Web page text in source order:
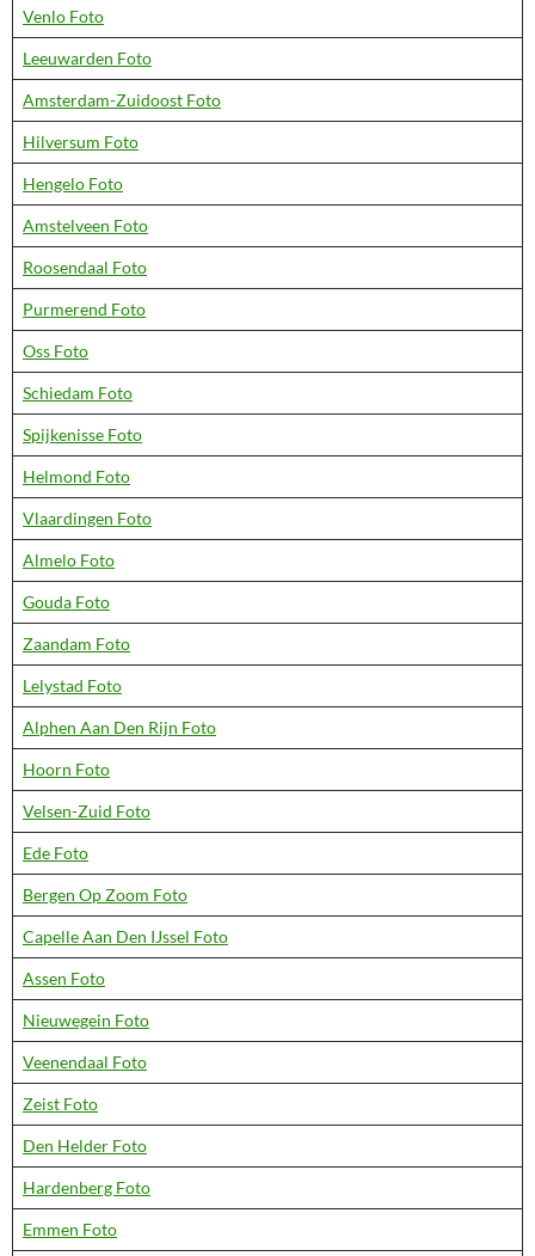
Venlo Foto
Leeuwarden Foto
Amsterdam-Zuidoost Foto
Hilversum Foto
Hengelo Foto
Amstelveen Foto
Roosendaal Foto
Purmerend Foto
Oss Foto
Schiedam Foto
Spijkenisse Foto
Helmond Foto
Vlaardingen Foto
Almelo Foto
Gouda Foto
Zaandam Foto
Lelystad Foto
Alphen Aan Den Rijn Foto
Hoorn Foto
Velsen-Zuid Foto
Ede Foto
Bergen Op Zoom Foto
Capelle Aan Den IJssel Foto
Assen Foto
Nieuwegein Foto
Veenendaal Foto
Zeist Foto
Den Helder Foto
Hardenberg Foto
Emmen Foto